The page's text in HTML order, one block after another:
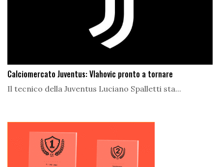
Calciomercato Juventus: Vlahovic pronto a tornare
Il tecnico della Juventus Luciano Spalletti sta...